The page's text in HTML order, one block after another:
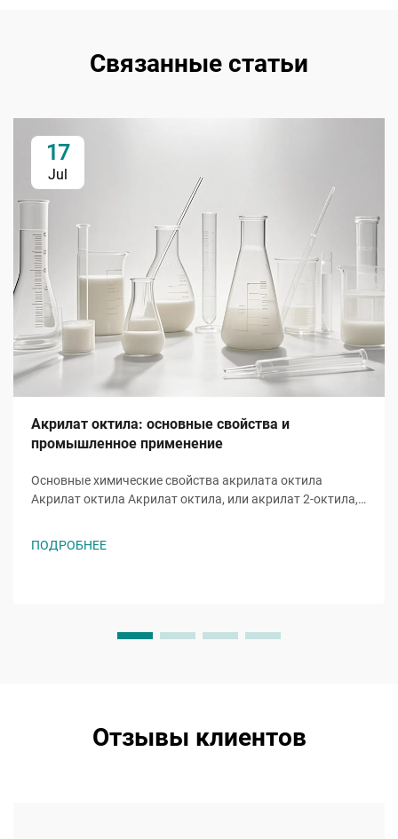
Связанные статьи
17
Jul
Акрилат октила: основные свойства и
промышленное применение
Основные химические свойства акрилата октила
Акрилат октила Акрилат октила, или акрилат 2-октила,
включает восьмиуглеродную алкильную цепь,
ПОДРОБНЕЕ
Отзывы клиентов